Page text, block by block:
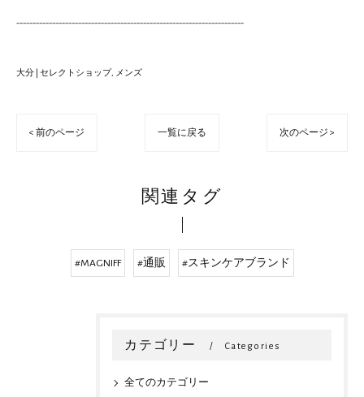
----------------------------------------------------------------------
大分 | セレクトショップ メンズ
< 前のページ 一覧に戻る 次のページ >
関連タグ
#MAGNIFF #通販 #スキンケアブランド
カテゴリー Categories
全てのカテゴリー